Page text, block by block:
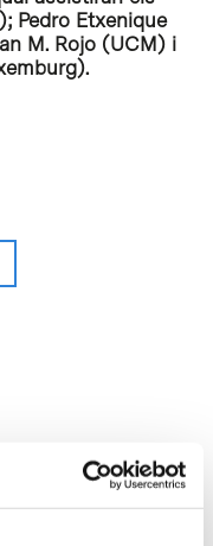
Pedro Etxenique
M. Rojo (UCM) i